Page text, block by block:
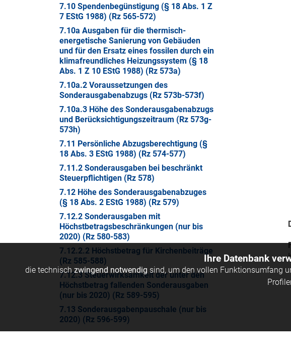
7.10 Spendenbegünstigung (§ 18 Abs. 1 Z
7 EStG 1988) (Rz 565-572)
7.10a Ausgaben für die thermisch-
energetische Sanierung von Gebäuden
und für den Ersatz eines fossilen durch ein
klimafreundliches Heizungssystem (§ 18
Abs. 1 Z 10 EStG 1988) (Rz 573a)
7.10a.2 Voraussetzungen des
Sonderausgabenabzugs (Rz 573b-573f)
7.10a.3 Höhe des Sonderausgabenabzugs
und Berücksichtigungszeitraum (Rz 573g-
573h)
7.11 Persönliche Abzugsberechtigung (§
18 Abs. 3 EStG 1988) (Rz 574-577)
7.11.2 Sonderausgaben bei beschränkt
Steuerpflichtigen (Rz 578)
7.12 Höhe des Sonderausgabenabzuges
(§ 18 Abs. 2 EStG 1988) (Rz 579)
7.12.2 Sonderausgaben mit
Höchstbetragsbeschränkungen (nur bis
2020) (Rz 580-583)
7.12.2.2 Höchstbetrag für Kirchenbeiträge
(Rz 585-588)
7.12.3 Steuerwirksamkeit der unter den
Höchstbetrag fallenden Sonderausgaben
(nur bis 2020) (Rz 589-595)
7.13 Sonderausgabenpauschale (nur bis
2020) (Rz 596-599)
7.14 Nachversteuerung (§ 18 Abs. 4 EStG
Ihre Datenbank
die technischzwingend notwendig sind, um den vollen Funktionsumfang